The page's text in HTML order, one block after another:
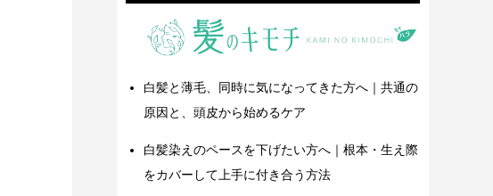
白髪と薄毛、同時に気になってきた方へ｜共通の
原因と、頭皮から始めるケア
白髪染えのペースを下げたい方へ｜根本・生え際
をカバーして上手に付き合う方法